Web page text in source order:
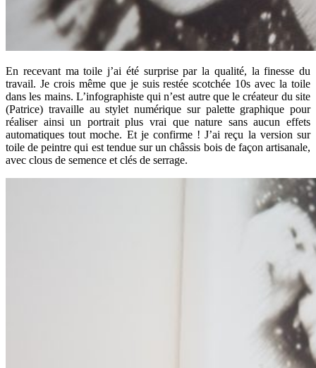
En recevant ma toile j’ai été surprise par la qualité, la finesse du
travail. Je crois même que je suis restée scotchée 10s avec la toile
dans les mains. L’infographiste qui n’est autre que le créateur du site
(Patrice) travaille au stylet numérique sur palette graphique pour
réaliser ainsi un portrait plus vrai que nature sans aucun effets
automatiques tout moche. Et je confirme ! J’ai reçu la version sur
toile de peintre qui est tendue sur un châssis bois de façon artisanale,
avec clous de semence et clés de serrage.